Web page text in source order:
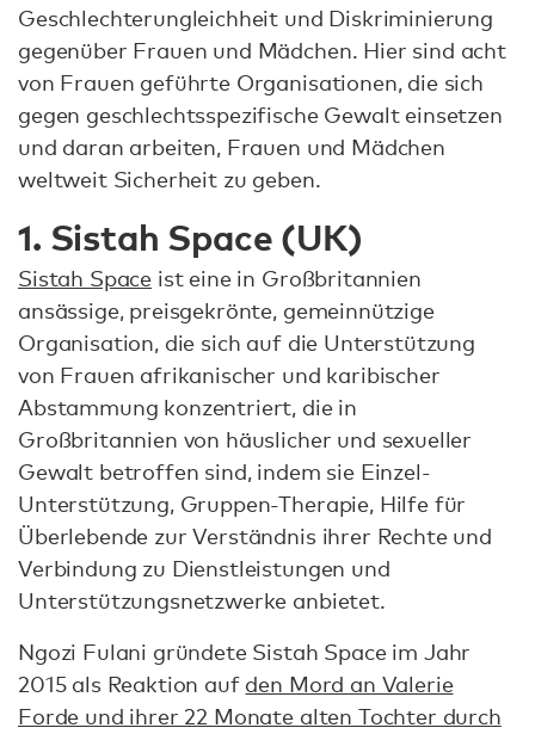
Geschlechterungleichheit und Diskriminierung
gegenüber Frauen und Mädchen. Hier sind acht
von Frauen geführte Organisationen, die sich
gegen geschlechtsspezifische Gewalt einsetzen
und daran arbeiten, Frauen und Mädchen
weltweit Sicherheit zu geben.
1. Sistah Space (UK)
Sistah Space ist eine in Großbritannien
ansässige, preisgekrönte, gemeinnützige
Organisation, die sich auf die Unterstützung
von Frauen afrikanischer und karibischer
Abstammung konzentriert, die in
Großbritannien von häuslicher und sexueller
Gewalt betroffen sind, indem sie Einzel-
Unterstützung, Gruppen-Therapie, Hilfe für
Überlebende zur Verständnis ihrer Rechte und
Verbindung zu Dienstleistungen und
Unterstützungsnetzwerke anbietet.
Ngozi Fulani gründete Sistah Space im Jahr
2015 als Reaktion auf den Mord an Valerie
Forde und ihrer 22 Monate alten Tochter durch